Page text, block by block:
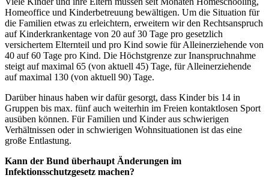
Homeoffice und Kinderbetreuung bewältigen. Um die Situation für
die Familien etwas zu erleichtern, erweitern wir den Rechtsanspruch
auf Kinderkrankentage von 20 auf 30 Tage pro gesetzlich
versichertem Elternteil und pro Kind sowie für Alleinerziehende von
40 auf 60 Tage pro Kind. Die Höchstgrenze zur Inanspruchnahme
steigt auf maximal 65 (von aktuell 45) Tage, für Alleinerziehende
auf maximal 130 (von aktuell 90) Tage.
Darüber hinaus haben wir dafür gesorgt, dass Kinder bis 14 in
Gruppen bis max. fünf auch weiterhin im Freien kontaktlosen Sport
ausüben können. Für Familien und Kinder aus schwierigen
Verhältnissen oder in schwierigen Wohnsituationen ist das eine
große Entlastung.
Kann der Bund überhaupt Änderungen im
Infektionsschutzgesetz machen?